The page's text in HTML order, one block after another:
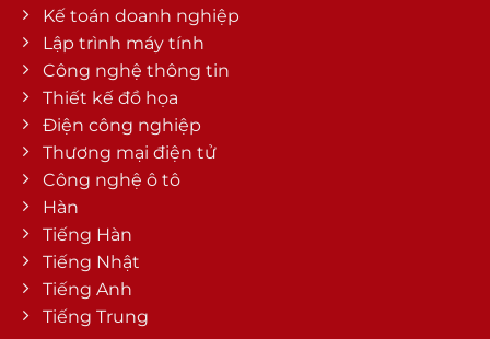
Kế toán doanh nghiệp
Lập trình máy tính
Công nghệ thông tin
Thiết kế đồ họa
Điện công nghiệp
Thương mại điện tử
Công nghệ ô tô
Hàn
Tiếng Hàn
Tiếng Nhật
Tiếng Anh
Tiếng Trung